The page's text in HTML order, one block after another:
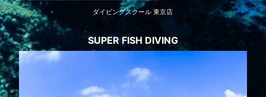
ダイビングスクール 東京店
SUPER FISH DIVING